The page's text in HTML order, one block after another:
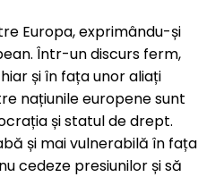
Europa, exprimându-și
Într-un discurs ferm,
și în fața unor aliați
națiunile europene sunt
și statul de drept.
și mai vulnerabilă în fața
cedeze presiunilor și să